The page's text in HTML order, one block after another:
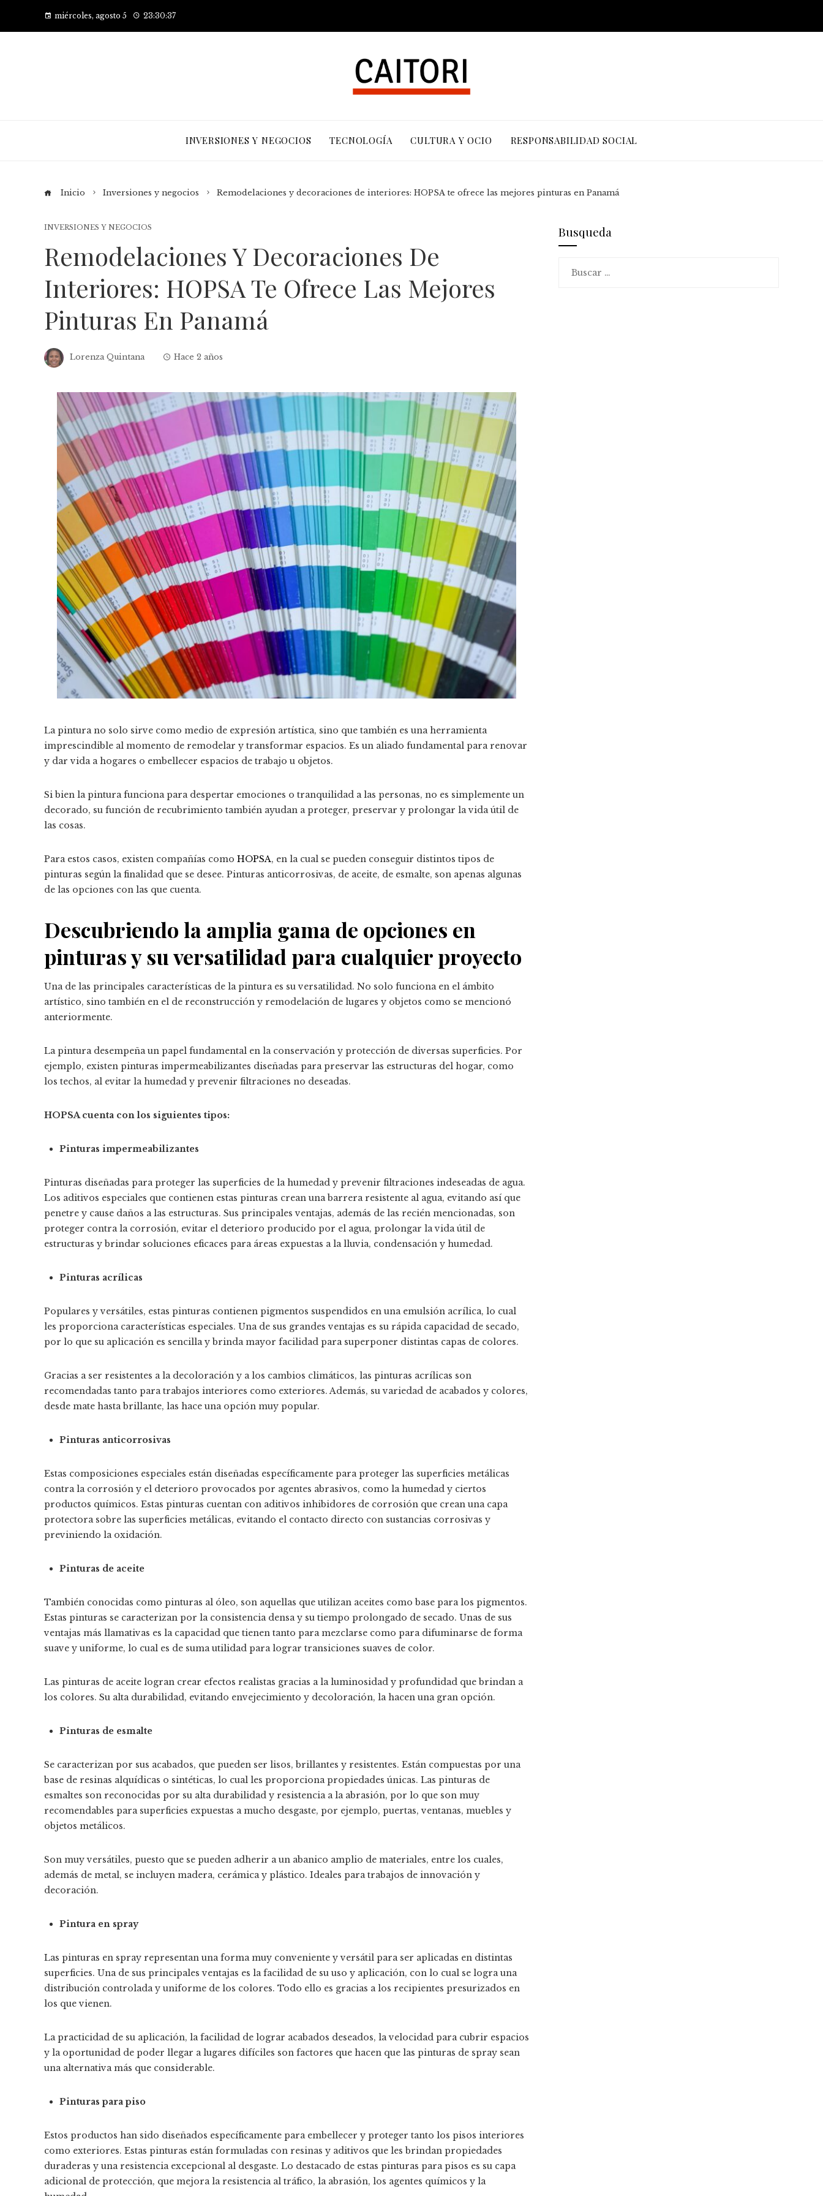
miércoles, agosto 5 23:30:38
INVERSIONES Y NEGOCIOS TECNOLOGÍA CULTURA Y OCIO RESPONSABILIDAD SOCIAL
Inicio Inversiones y negocios Remodelaciones y decoraciones de interiores: HOPSA te ofrece las mejores pinturas en Panamá
INVERSIONES Y NEGOCIOS
Remodelaciones Y Decoraciones De
Interiores: HOPSA Te Ofrece Las Mejores
Pinturas En Panamá
Lorenza Quintana Hace 2 años
La pintura no solo sirve como medio de expresión artística, sino que también es una herramienta
imprescindible al momento de remodelar y transformar espacios. Es un aliado fundamental para renovar
y dar vida a hogares o embellecer espacios de trabajo u objetos.
Si bien la pintura funciona para despertar emociones o tranquilidad a las personas, no es simplemente un
decorado, su función de recubrimiento también ayudan a proteger, preservar y prolongar la vida útil de
las cosas.
Para estos casos, existen compañías como HOPSA, en la cual se pueden conseguir distintos tipos de
pinturas según la finalidad que se desee. Pinturas anticorrosivas, de aceite, de esmalte, son apenas algunas
de las opciones con las que cuenta.
Descubriendo la amplia gama de opciones en
pinturas y su versatilidad para cualquier proyecto
Una de las principales características de la pintura es su versatilidad. No solo funciona en el ámbito
artístico, sino también en el de reconstrucción y remodelación de lugares y objetos como se mencionó
anteriormente.
La pintura desempeña un papel fundamental en la conservación y protección de diversas superficies. Por
ejemplo, existen pinturas impermeabilizantes diseñadas para preservar las estructuras del hogar, como
los techos, al evitar la humedad y prevenir filtraciones no deseadas.
HOPSA cuenta con los siguientes tipos:
Pinturas impermeabilizantes
Pinturas diseñadas para proteger las superficies de la humedad y prevenir filtraciones indeseadas de agua.
Los aditivos especiales que contienen estas pinturas crean una barrera resistente al agua, evitando así que
penetre y cause daños a las estructuras. Sus principales ventajas, además de las recién mencionadas, son
proteger contra la corrosión, evitar el deterioro producido por el agua, prolongar la vida útil de
estructuras y brindar soluciones eficaces para áreas expuestas a la lluvia, condensación y humedad.
Pinturas acrílicas
Populares y versátiles, estas pinturas contienen pigmentos suspendidos en una emulsión acrílica, lo cual
les proporciona características especiales. Una de sus grandes ventajas es su rápida capacidad de secado,
por lo que su aplicación es sencilla y brinda mayor facilidad para superponer distintas capas de colores.
Gracias a ser resistentes a la decoloración y a los cambios climáticos, las pinturas acrílicas son
recomendadas tanto para trabajos interiores como exteriores. Además, su variedad de acabados y colores,
desde mate hasta brillante, las hace una opción muy popular.
Pinturas anticorrosivas
Estas composiciones especiales están diseñadas específicamente para proteger las superficies metálicas
contra la corrosión y el deterioro provocados por agentes abrasivos, como la humedad y ciertos
productos químicos. Estas pinturas cuentan con aditivos inhibidores de corrosión que crean una capa
protectora sobre las superficies metálicas, evitando el contacto directo con sustancias corrosivas y
previniendo la oxidación.
Pinturas de aceite
También conocidas como pinturas al óleo, son aquellas que utilizan aceites como base para los pigmentos.
Estas pinturas se caracterizan por la consistencia densa y su tiempo prolongado de secado. Unas de sus
ventajas más llamativas es la capacidad que tienen tanto para mezclarse como para difuminarse de forma
suave y uniforme, lo cual es de suma utilidad para lograr transiciones suaves de color.
Las pinturas de aceite logran crear efectos realistas gracias a la luminosidad y profundidad que brindan a
los colores. Su alta durabilidad, evitando envejecimiento y decoloración, la hacen una gran opción.
Pinturas de esmalte
Se caracterizan por sus acabados, que pueden ser lisos, brillantes y resistentes. Están compuestas por una
base de resinas alquídicas o sintéticas, lo cual les proporciona propiedades únicas. Las pinturas de
esmaltes son reconocidas por su alta durabilidad y resistencia a la abrasión, por lo que son muy
recomendables para superficies expuestas a mucho desgaste, por ejemplo, puertas, ventanas, muebles y
objetos metálicos.
Son muy versátiles, puesto que se pueden adherir a un abanico amplio de materiales, entre los cuales,
además de metal, se incluyen madera, cerámica y plástico. Ideales para trabajos de innovación y
decoración.
Pintura en spray
Las pinturas en spray representan una forma muy conveniente y versátil para ser aplicadas en distintas
superficies. Una de sus principales ventajas es la facilidad de su uso y aplicación, con lo cual se logra una
distribución controlada y uniforme de los colores. Todo ello es gracias a los recipientes presurizados en
los que vienen.
La practicidad de su aplicación, la facilidad de lograr acabados deseados, la velocidad para cubrir espacios
y la oportunidad de poder llegar a lugares difíciles son factores que hacen que las pinturas de spray sean
una alternativa más que considerable.
Pinturas para piso
Estos productos han sido diseñados específicamente para embellecer y proteger tanto los pisos interiores
como exteriores. Estas pinturas están formuladas con resinas y aditivos que les brindan propiedades
duraderas y una resistencia excepcional al desgaste. Lo destacado de estas pinturas para pisos es su capa
adicional de protección, que mejora la resistencia al tráfico, la abrasión, los agentes químicos y la
Busqueda